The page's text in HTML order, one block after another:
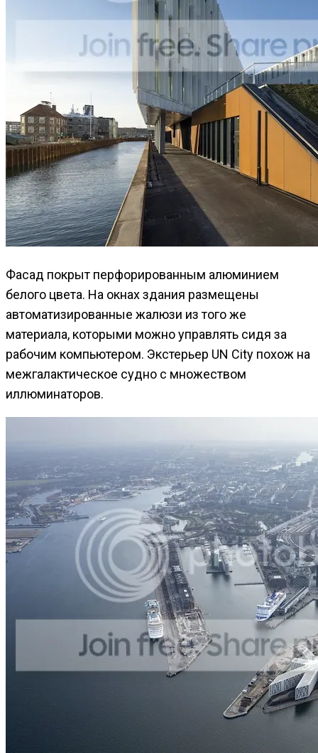
Фасад покрыт перфорированным алюминием
белого цвета. На окнах здания размещены
автоматизированные жалюзи из того же
материала, которыми можно управлять сидя за
рабочим компьютером. Экстерьер UN City похож на
межгалактическое судно с множеством
иллюминаторов.